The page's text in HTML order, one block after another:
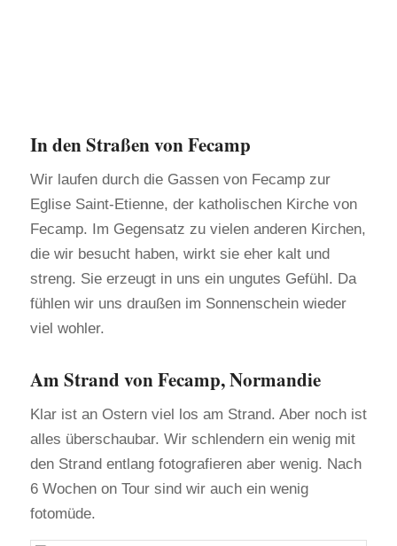
In den Straßen von Fecamp
Wir laufen durch die Gassen von Fecamp zur
Eglise Saint-Etienne, der katholischen Kirche von
Fecamp. Im Gegensatz zu vielen anderen Kirchen,
die wir besucht haben, wirkt sie eher kalt und
streng. Sie erzeugt in uns ein ungutes Gefühl. Da
fühlen wir uns draußen im Sonnenschein wieder
viel wohler.
Am Strand von Fecamp, Normandie
Klar ist an Ostern viel los am Strand. Aber noch ist
alles überschaubar. Wir schlendern ein wenig mit
den Strand entlang fotografieren aber wenig. Nach
6 Wochen on Tour sind wir auch ein wenig
fotomüde.